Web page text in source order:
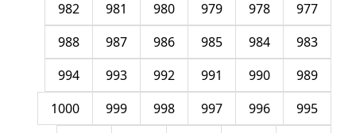
977
978
979
980
981
982
983
984
985
986
987
988
989
990
991
992
993
994
995
996
997
998
999
1000